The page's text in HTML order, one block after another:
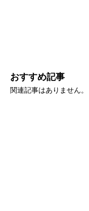
おすすめ記事
関連記事はありません。